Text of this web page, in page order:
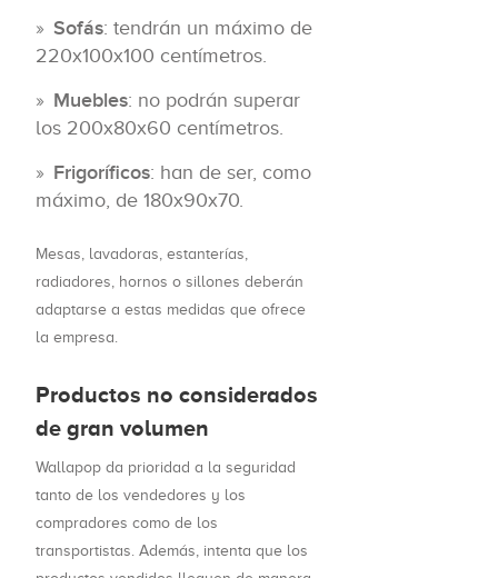
Sofás: tendrán un máximo de
220x100x100 centímetros.
Muebles: no podrán superar
los 200x80x60 centímetros.
Frigoríficos: han de ser, como
máximo, de 180x90x70.
Mesas, lavadoras, estanterías,
radiadores, hornos o sillones deberán
adaptarse a estas medidas que ofrece
la empresa.
Productos no considerados
de gran volumen
Wallapop da prioridad a la seguridad
tanto de los vendedores y los
compradores como de los
transportistas. Además, intenta que los